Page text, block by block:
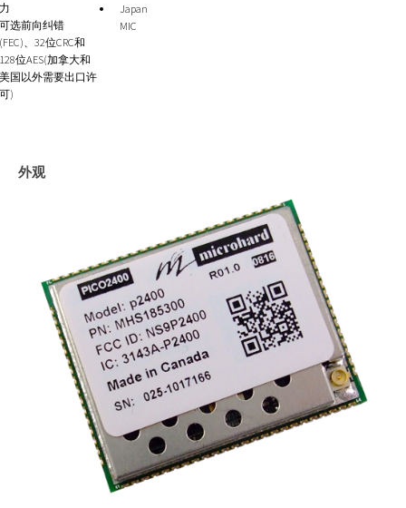
选前向纠错
、32位CRC和
位AES(加拿大和
国以外需要出口许
)
Japan
MIC
外观